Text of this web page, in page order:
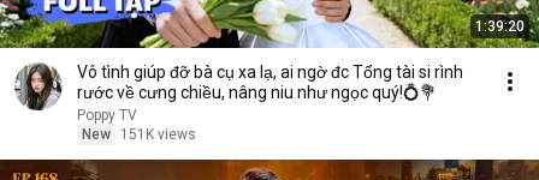
1:39:20
Vô tình giúp đỡ bà cụ xa lạ, ai ngờ đc Tổng tài si rình
rước về cưng chiều, nâng niu như ngọc quý!💍💐
Poppy TV
New
151K views